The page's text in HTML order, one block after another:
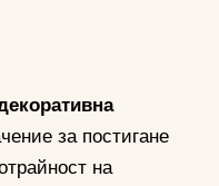
за постигане
на